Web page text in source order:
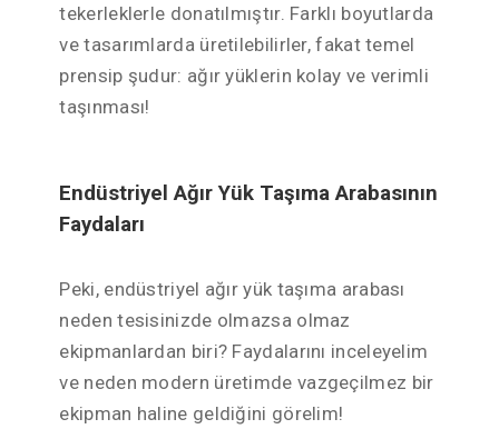
tekerleklerle donatılmıştır. Farklı boyutlarda
ve tasarımlarda üretilebilirler, fakat temel
prensip şudur: ağır yüklerin kolay ve verimli
taşınması!
Endüstriyel Ağır Yük Taşıma Arabasının
Faydaları
Peki, endüstriyel ağır yük taşıma arabası
neden tesisinizde olmazsa olmaz
ekipmanlardan biri? Faydalarını inceleyelim
ve neden modern üretimde vazgeçilmez bir
ekipman haline geldiğini görelim!